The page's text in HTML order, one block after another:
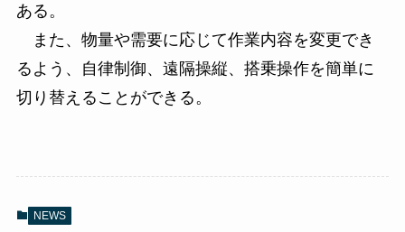
ある。
また、物量や需要に応じて作業内容を変更でき
るよう、自律制御、遠隔操縦、搭乗操作を簡単に
切り替えることができる。
NEWS